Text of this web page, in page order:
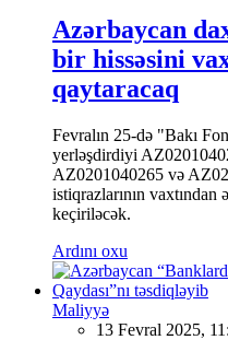
Azərbaycan
bir hissəsini
qaytaracaq
Fevralın 25-də "Bakı
yerləşdirdiyi
AZ0201040265 və
istiqrazlarının vaxtından
keçiriləcək.
Ardını oxu
Maliyyə
13 Fevral 2025,